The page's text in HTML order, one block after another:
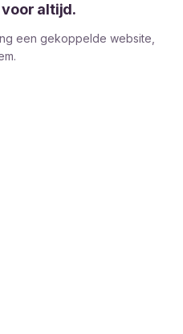
altijd.
een gekoppelde website,